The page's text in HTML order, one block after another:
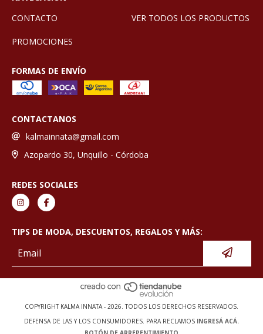
CONTACTO
VER TODOS LOS PRODUCTOS
PROMOCIONES
FORMAS DE ENVÍO
CONTACTANOS
kalmainnata@gmail.com
Azopardo 30, Unquillo - Córdoba
REDES SOCIALES
TIPS DE MODA, DESCUENTOS, REGALOS Y MÁS:
COPYRIGHT KALMA INNATA - 2026. TODOS LOS DERECHOS RESERVADOS.
DEFENSA DE LAS Y LOS CONSUMIDORES. PARA RECLAMOS INGRESÁ ACÁ.